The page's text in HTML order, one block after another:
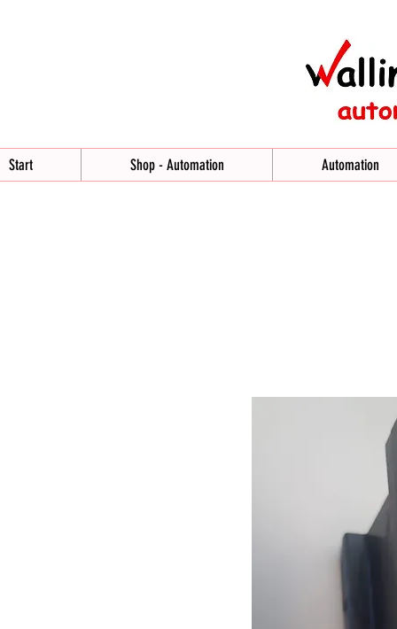
Start Shop - Automation Automation